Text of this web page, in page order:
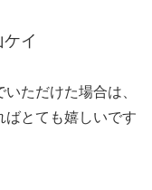
イ
ただけた場合は、
ばとても嬉しいです